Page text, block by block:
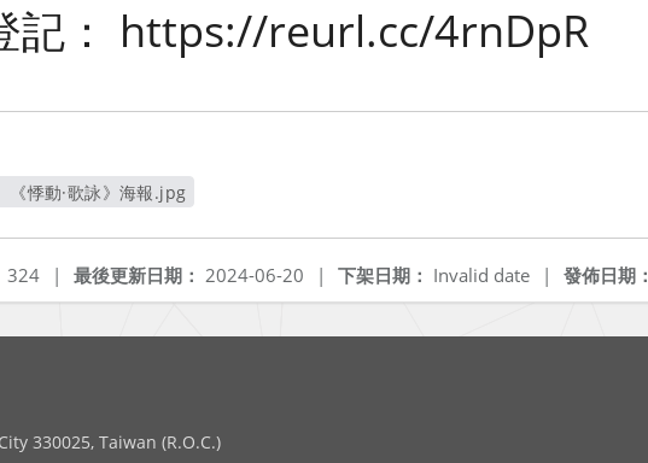
記： https://reurl.cc/4rnDpR
《悸動·歌詠》海報.jpg
發佈日期：
下架日期： Invalid date |
最後更新日期： 2024-06-20 |
324 |
330025, Taiwan (R.O.C.)